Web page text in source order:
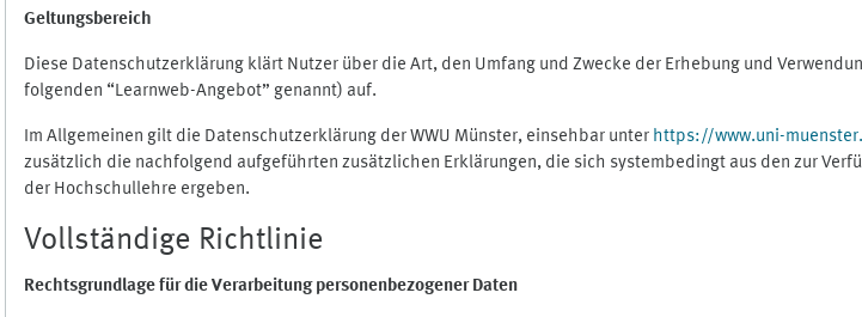
Geltungsbereich
Diese Datenschutzerklärung klärt Nutzer über die Art, den Umfang und Zwecke der Erhebung und
folgenden “Learnweb-Angebot” genannt) auf.
Im Allgemeinen gilt die Datenschutzerklärung der WWU Münster, einsehbar unter https://www.uni-
zusätzlich die nachfolgend aufgeführten zusätzlichen Erklärungen, die sich systembedingt aus den zur
der Hochschullehre ergeben.
Vollständige Richtlinie
Rechtsgrundlage für die Verarbeitung personenbezogener Daten